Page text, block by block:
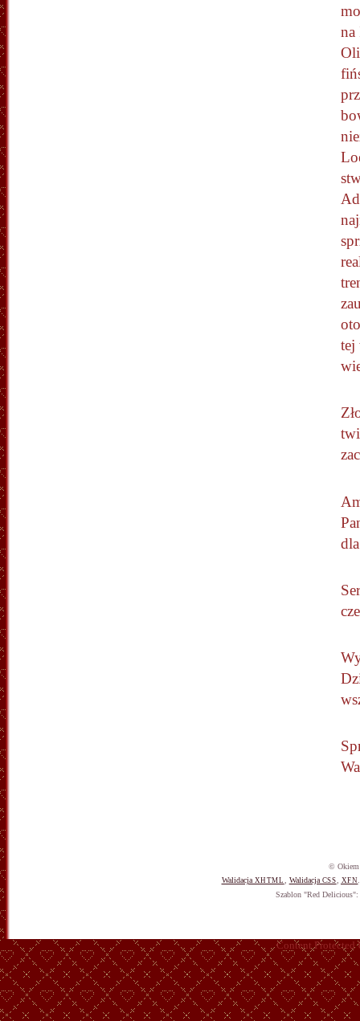
na
tej
© Okiem
Walidacja XHTML , Walidacja CSS, XFN
Szablon "Red Delicious":
Content Protected